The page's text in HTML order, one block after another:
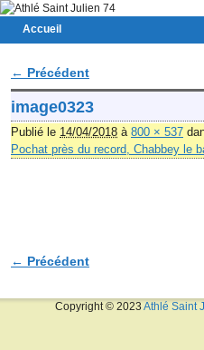
Accueil
Navigation des images
← Précédent
image0323
Publié le 14/04/2018 à 800 × 537
Pochat près du record, Chabbey le
Navigation des images
← Précédent
Copyright © 2023 Athlé Saint